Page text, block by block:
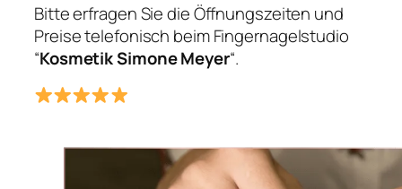
Bitte erfragen Sie die Öffnungszeiten und
Preise telefonisch beim Fingernagelstudio
“Kosmetik Simone Meyer“.